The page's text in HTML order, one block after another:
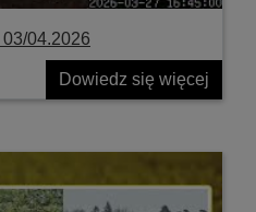
04.2026
Dowiedz się więcej